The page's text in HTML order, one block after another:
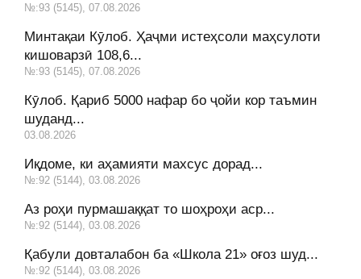
№:93 (5145), 07.08.2026
Минтақаи Кӯлоб. Ҳаҷми истеҳсоли маҳсулоти
кишоварзӣ 108,6...
№:93 (5145), 07.08.2026
Кӯлоб. Қариб 5000 нафар бо ҷойи кор таъмин
шуданд...
03.08.2026
Иқдоме, ки аҳамияти махсус дорад...
№:92 (5144), 03.08.2026
Аз роҳи пурмашаққат то шоҳроҳи аср...
№:92 (5144), 03.08.2026
Қабули довталабон ба «Школа 21» оғоз шуд...
№:92 (5144), 03.08.2026